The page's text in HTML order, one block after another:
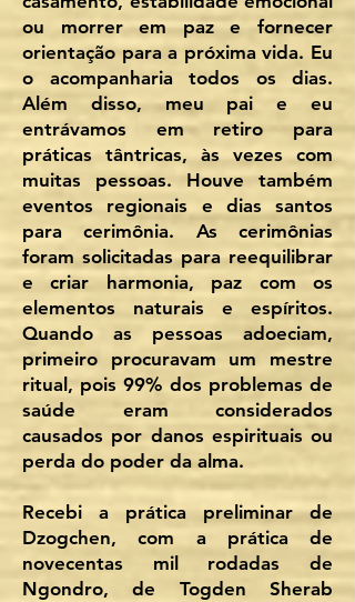
ou morrer em paz e fornecer
orientação para a próxima vida. Eu
o acompanharia todos os dias.
Além disso, meu pai e eu
entrávamos em retiro para
práticas tântricas, às vezes com
muitas pessoas. Houve também
eventos regionais e dias santos
para cerimônia. As cerimônias
foram solicitadas para reequilibrar
e criar harmonia, paz com os
elementos naturais e espíritos.
Quando as pessoas adoeciam,
primeiro procuravam um mestre
ritual, pois 99% dos problemas de
saúde eram considerados
causados por danos espirituais ou
perda do poder da alma.
Recebi a prática preliminar de
Dzogchen, com a prática de
novecentas mil rodadas de
Ngondro, de Togden Sherab